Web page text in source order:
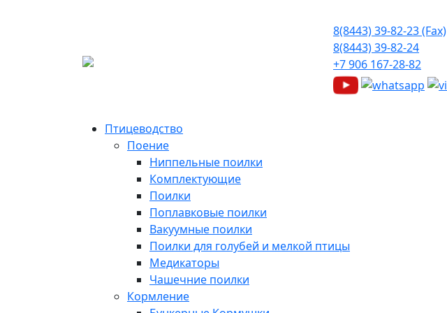
8(8443) 39-82-23 (Fax)
8(8443) 39-82-24
+7 906 167-28-82
Птицеводство
Поение
Ниппельные поилки
Комплектующие
Поилки
Поплавковые поилки
Вакуумные поилки
Поилки для голубей и мелкой птицы
Медикаторы
Чашечние поилки
Кормление